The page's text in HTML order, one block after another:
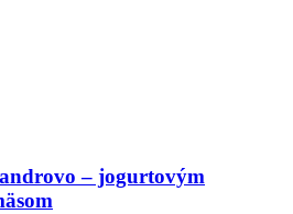
– jogurtovým